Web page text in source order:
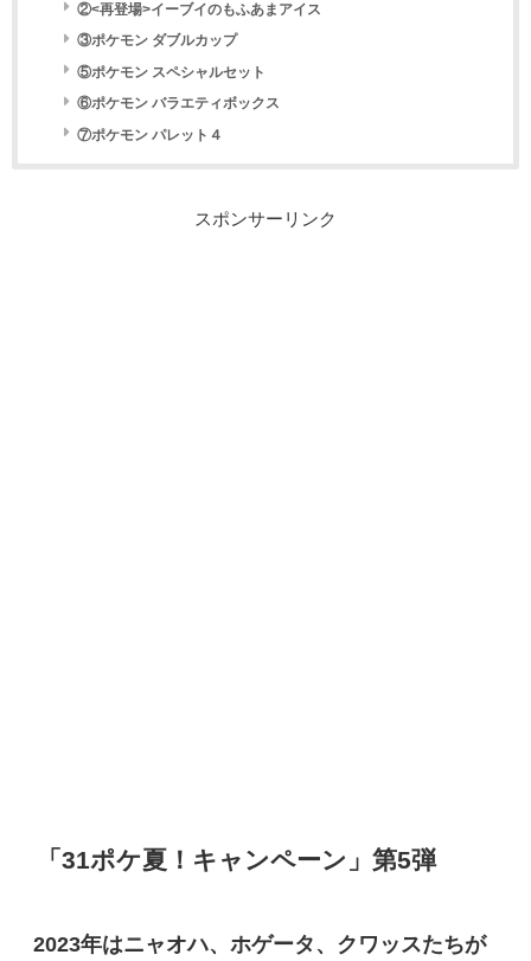
②<再登場>イーブイのもふあまアイス
③ポケモン ダブルカップ
⑤ポケモン スペシャルセット
⑥ポケモン バラエティボックス
⑦ポケモン パレット４
スポンサーリンク
「31ポケ夏！キャンペーン」第5弾
2023年はニャオハ、ホゲータ、クワッスたちが